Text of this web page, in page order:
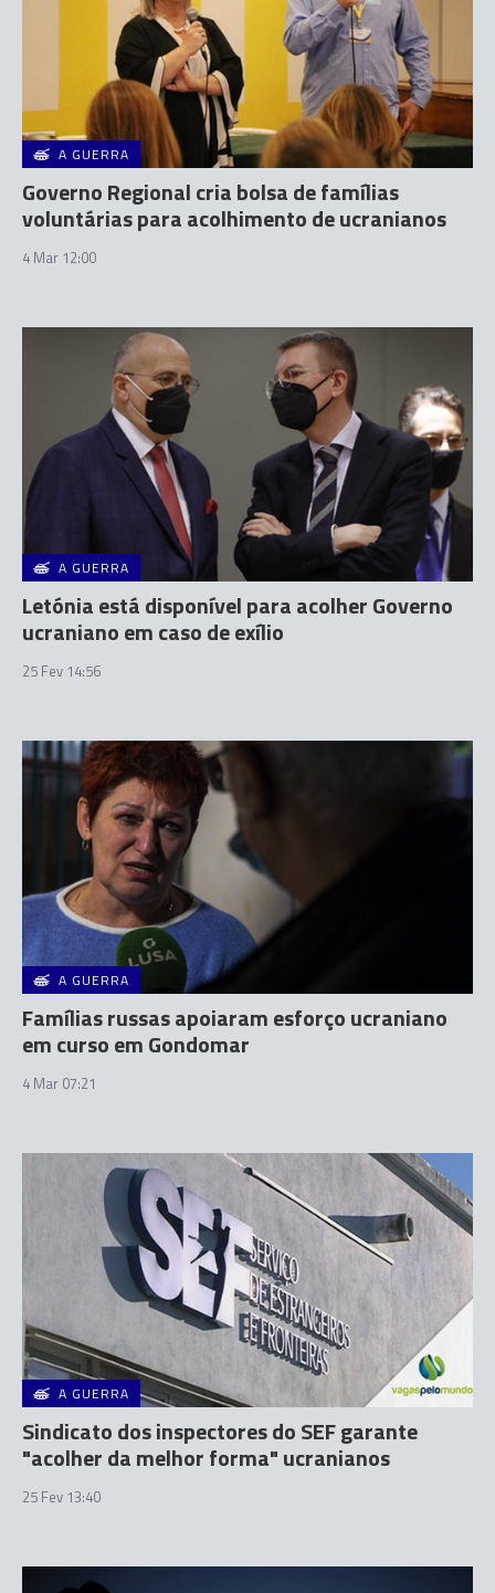
A GUERRA
Governo Regional cria bolsa de famílias
voluntárias para acolhimento de ucranianos
4 Mar 12:00
A GUERRA
Letónia está disponível para acolher Governo
ucraniano em caso de exílio
25 Fev 14:56
A GUERRA
Famílias russas apoiaram esforço ucraniano
em curso em Gondomar
4 Mar 07:21
A GUERRA
Sindicato dos inspectores do SEF garante
"acolher da melhor forma" ucranianos
25 Fev 13:40